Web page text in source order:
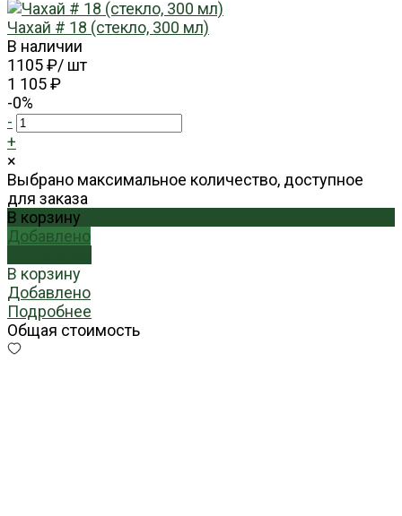
Чахай # 18 (стекло, 300 мл)
В наличии
1105 ₽/ шт
1 105 ₽
-0%
-
+
×
Выбрано максимальное количество, доступное
для заказа
В корзину
Добавлено
В корзину
Добавлено
Подробнее
Общая стоимость